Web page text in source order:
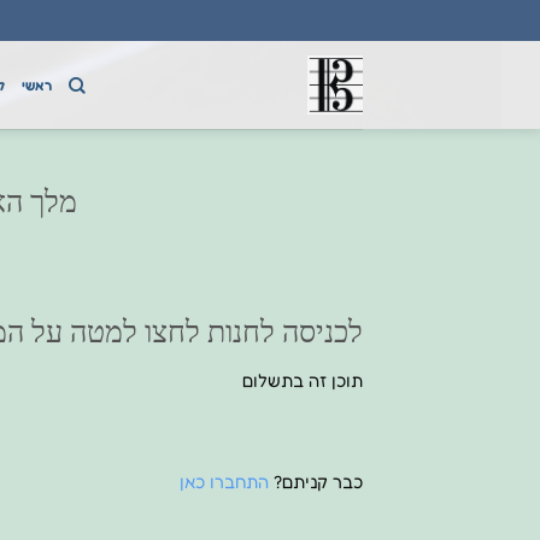
to
ראשי
מלך
לכניסה לחנות לחצו למטה על
תוכן זה בתשלום
כבר קניתם? התחברו כאן